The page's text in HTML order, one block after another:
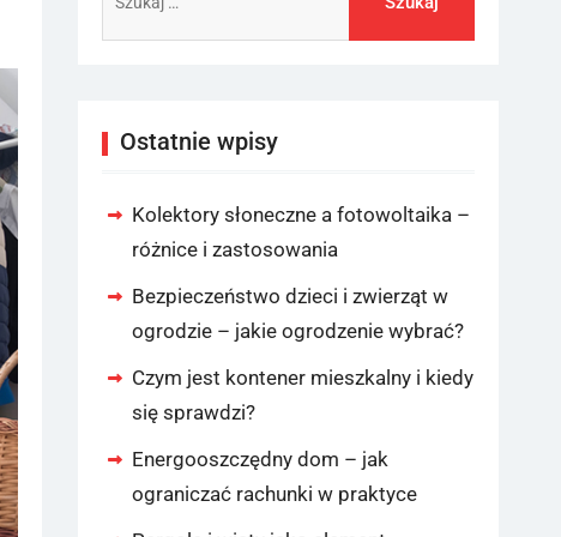
Ostatnie wpisy
Kolektory słoneczne a fotowoltaika –
różnice i zastosowania
Bezpieczeństwo dzieci i zwierząt w
ogrodzie – jakie ogrodzenie wybrać?
Czym jest kontener mieszkalny i kiedy
się sprawdzi?
Energooszczędny dom – jak
ograniczać rachunki w praktyce